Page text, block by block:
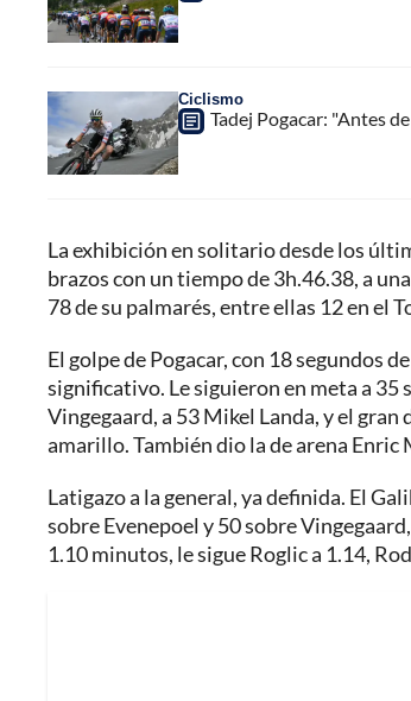
Ciclismo
Tadej Pogacar: "Antes
La exhibición en solitario desde los
brazos con un tiempo de 3h.46.38, a
78 de su palmarés, entre ellas 12 en el
El golpe de Pogacar, con 18 segundos
significativo. Le siguieron en meta a 35
Vingegaard, a 53 Mikel Landa, y el
amarillo. También dio la de arena Enric
Latigazo a la general, ya definida. El
sobre Evenepoel y 50 sobre
1.10 minutos, le sigue Roglic a 1.14,